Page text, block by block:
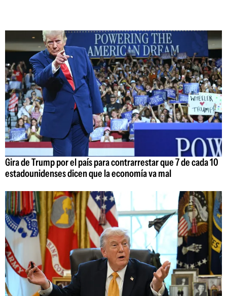
Gira de Trump por el país para contrarrestar que 7 de cada 10
estadounidenses dicen que la economía va mal